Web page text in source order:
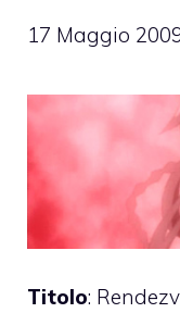
17 Maggio
Titolo: